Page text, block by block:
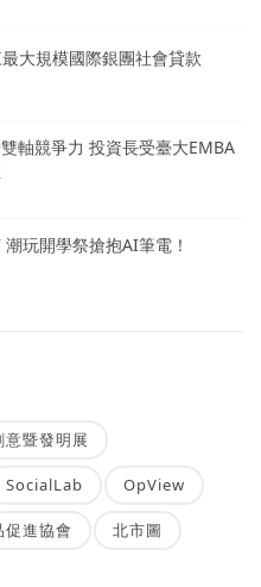
大規模國際銀團社會貸款
軸競爭力 投資長受臺大EMBA
玩開學祭搶抱AI筆電！
意暨發明展
SocialLab OpView
促進協會 北市圖